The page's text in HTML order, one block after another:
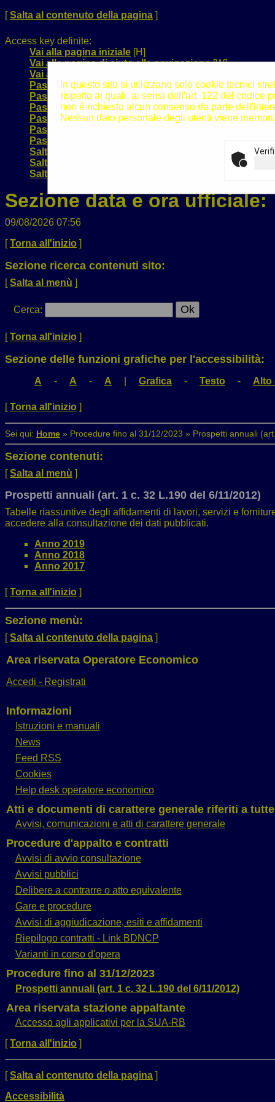
[Salta al contenuto della pagina ]
Access key definite:
Vai alla pagina iniziale [H]
Vai alla pagina di aiuto alla navigazione[W]
Vai alla mappa del sito
Passa al testo con caratteri di dimensione standard
Passa al testo con caratteri di dimensione grande[B]
Passa al testo con caratteri di dimensione molto
Passa alla visualizzazione grafica[G]
Passa alla visualizzazione solo testo
Passa alla visualizzazione in alto contrasto e solo
Salta alla ricerca di contenuti
Salta al menù
Salta al contenuto della pagina
Sezione data e ora ufficiale:
09/08/2026 07:56
[Torna all'inizio ]
Sezione ricerca contenuti sito:
[Salta al menù ]
Cerca:
[Torna all'inizio ]
Sezione delle funzioni grafiche per l'accessibilità:
A - A - A Grafica - Testo - Alto
[Torna all'inizio ]
Sei qui: Home » Procedure fino al 31/12/2023 » Prospetti annuali
In questo sito si utilizzano solo cookie tecnici
rispetto ai quali, ai sensi dell'art. 122 del codice
non è richiesto alcun consenso da parte
Nessun dato personale degli utenti viene
Sezione contenuti:
[Salta al menù ]
Prospetti annuali (art. 1 c. 32 L.190 del 6/11/2012)
Tabelle riassuntive degli affidamenti di lavori, servizi e
accedere alla consultazione dei dati pubblicati.
Anno 2019
Anno 2018
Anno 2017
[Torna all'inizio ]
Sezione menù:
[Salta al contenuto della pagina ]
Area riservata Operatore Economico
Accedi - Registrati
Informazioni
Istruzioni e manuali
News
Feed RSS
Cookies
Help desk operatore economico
Atti e documenti di carattere generale riferiti a
Avvisi, comunicazioni e atti di carattere generale
Procedure d'appalto e contratti
Avvisi di avvio consultazione
Avvisi pubblici
Delibere a contrarre o atto equivalente
Gare e procedure
Avvisi di aggiudicazione, esiti e affidamenti
Riepilogo contratti - Link BDNCP
Varianti in corso d'opera
Procedure fino al 31/12/2023
Prospetti annuali (art. 1 c. 32 L.190 del 6/11/2012)
Area riservata stazione appaltante
Accesso agli applicativi per la SUA-RB
Torna all'inizio
Salta al contenuto della pagina
Accessibilità